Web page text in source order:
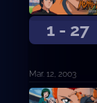
1 - 27
Mar. 12, 2003